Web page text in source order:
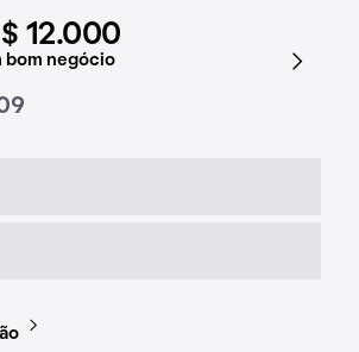
12.000
bom negócio